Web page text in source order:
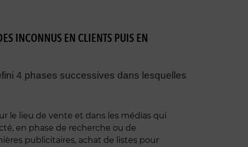
INCONNUS EN CLIENTS PUIS EN
4 phases successives dans lesquelles
le lieu de vente et dans les médias qui
en phase de recherche ou de
publicitaires, achat de listes pour